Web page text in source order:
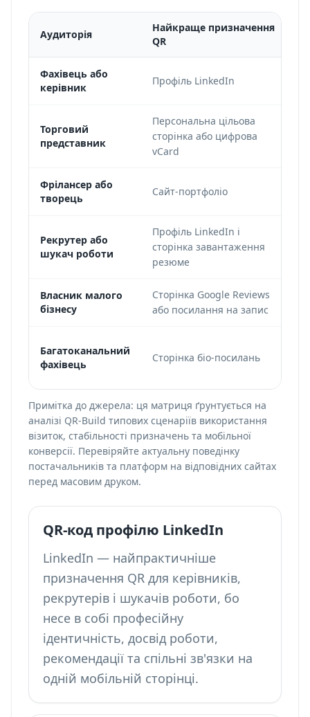
Аудиторія
Найкраще призначення
QR
Фахівець або
керівник
Профіль LinkedIn
Торговий
представник
Персональна цільова
сторінка або цифрова
vCard
Фрілансер або
творець
Сайт-портфоліо
Рекрутер або
шукач роботи
Профіль LinkedIn і
сторінка завантаження
резюме
Власник малого
бізнесу
Сторінка Google Reviews
або посилання на запис
Багатоканальний
фахівець
Сторінка біо-посилань
Примітка до джерела: ця матриця ґрунтується на
аналізі QR-Build типових сценаріїв використання
візиток, стабільності призначень та мобільної
конверсії. Перевіряйте актуальну поведінку
постачальників та платформ на відповідних сайтах
перед масовим друком.
QR-код профілю LinkedIn
LinkedIn — найпрактичніше
призначення QR для керівників,
рекрутерів і шукачів роботи, бо
несе в собі професійну
ідентичність, досвід роботи,
рекомендації та спільні зв'язки на
одній мобільній сторінці.